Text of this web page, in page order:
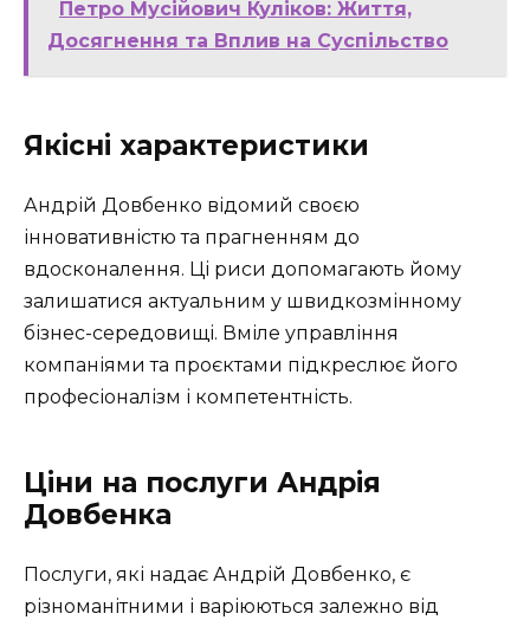
Петро Мусійович Куліков: Життя,
Досягнення та Вплив на Суспільство
Якісні характеристики
Андрій Довбенко відомий своєю
інновативністю та прагненням до
вдосконалення. Ці риси допомагають йому
залишатися актуальним у швидкозмінному
бізнес-середовищі. Вміле управління
компаніями та проєктами підкреслює його
професіоналізм і компетентність.
Ціни на послуги Андрія
Довбенка
Послуги, які надає Андрій Довбенко, є
різноманітними і варіюються залежно від